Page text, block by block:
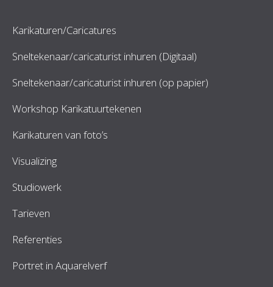
Karikaturen/Caricatures
Sneltekenaar/caricaturist inhuren (Digitaal)
Sneltekenaar/caricaturist inhuren (op papier)
Workshop Karikatuurtekenen
Karikaturen van foto’s
Visualizing
Studiowerk
Tarieven
Referenties
Portret in Aquarelverf